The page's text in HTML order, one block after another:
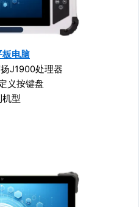
板电脑
J1900处理器
义按键盘
机型